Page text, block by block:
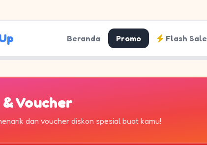
Beranda Promo Flash Sale
Voucher
dan voucher diskon spesial buat kamu!